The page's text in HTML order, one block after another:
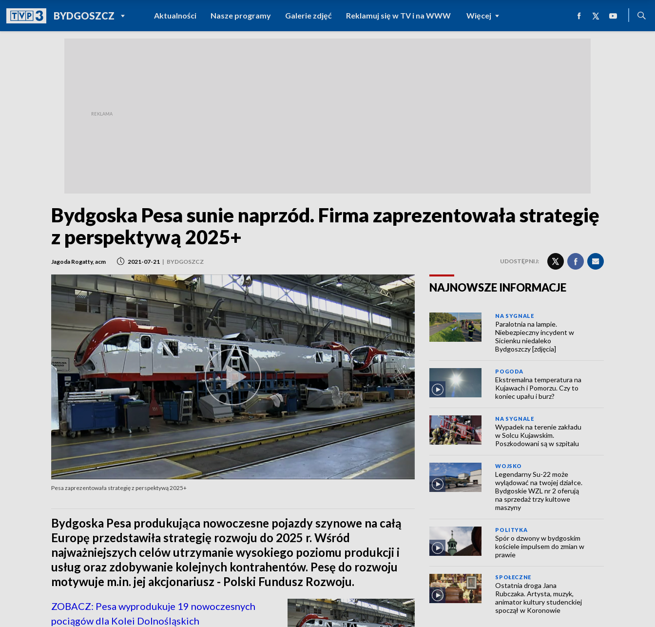
BYDGOSZCZPOWRÓT DO
TVP REGIONY
Aktualności Nasze programy Galerie zdjęć Reklamuj się w TV i na WWW Więcej
Bydgoska Pesa sunie naprzód. Firma zaprezentowała strategię
z perspektywą 2025+
Jagoda Rogatty, acm 2021-07-21 | BYDGOSZCZ UDOSTĘPNIJ:
Pesa zaprezentowała strategię z perspektywą 2025+
Bydgoska Pesa produkująca nowoczesne pojazdy szynowe na całą
Europę przedstawiła strategię rozwoju do 2025 r. Wśród
najważniejszych celów utrzymanie wysokiego poziomu produkcji i
usług oraz zdobywanie kolejnych kontrahentów. Pesę do rozwoju
motywuje m.in. jej akcjonariusz - Polski Fundusz Rozwoju.
ZOBACZ: Pesa wyprodukuje 19 nowoczesnych
pociągów dla Kolei Dolnośląskich
NAJNOWSZE INFORMACJE
NA SYGNALE
Paralotnia na lampie.
Niebezpieczny incydent w
Sicienku niedaleko
Bydgoszczy [zdjęcia]
POGODA
Ekstremalna temperatura na
Kujawach i Pomorzu. Czy to
koniec upału i burz?
NA SYGNALE
Wypadek na terenie zakładu
w Solcu Kujawskim.
Poszkodowani są w szpitalu
WOJSKO
Legendarny Su-22 może
wylądować na twojej działce.
Bydgoskie WZL nr 2 oferują
na sprzedaż trzy kultowe
maszyny
POLITYKA
Spór o dzwony w bydgoskim
kościele impulsem do zmian w
prawie
SPOŁECZNE
Ostatnia droga Jana
Rubczaka. Artysta, muzyk,
animator kultury studenckiej
spoczął w Koronowie